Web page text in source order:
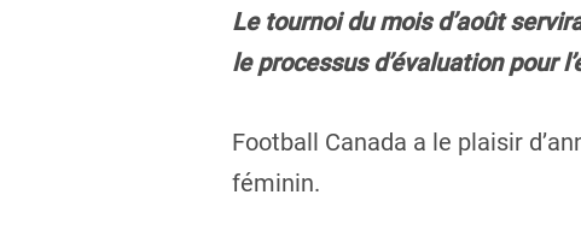
Le tournoi du mois d’août
le processus d’évaluation pour
Football Canada a le plaisir
féminin.